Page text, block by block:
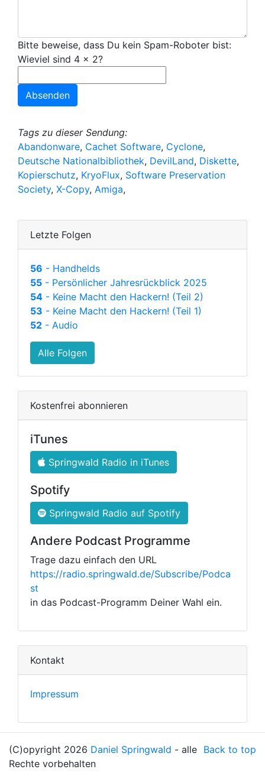
Bitte beweise, dass Du kein Spam-Roboter bist:
Wieviel sind 4 x 2?
Tags zu dieser Sendung:
Abandonware, Cachet Software, Cyclone,
Deutsche Nationalbibliothek, DevilLand, Diskette,
Kopierschutz, KryoFlux, Software Preservation
Society, X-Copy, Amiga,
Letzte Folgen
56 - Handhelds
55 - Persönlicher Jahresrückblick 2025
54 - Keine Macht den Hackern! (Teil 2)
53 - Keine Macht den Hackern! (Teil 1)
52 - Audio
Alle Folgen
Kostenfrei abonnieren
iTunes
Springwald Radio in iTunes
Spotify
Springwald Radio auf Spotify
Andere Podcast Programme
Trage dazu einfach den URL
https://radio.springwald.de/Subscribe/Podca
st
in das Podcast-Programm Deiner Wahl ein.
Kontakt
Impressum
Back to top
(C)opyright 2026 Daniel Springwald - alle
Rechte vorbehalten